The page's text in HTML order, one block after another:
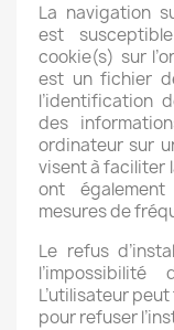
La navigation
est
cookie(s) sur
est un fichier
l’identification
des
ordinateur sur
visent à faciliter
ont
mesures de
Le refus
L’utilisateur
pour refuser